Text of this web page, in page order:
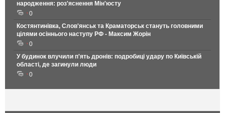
народження: роз'яснення Мін'юсту
0
Костянтинівка, Слов'янськ та Краматорськ стануть головними
цілями осіннього наступу РФ - Максим Жорін
0
У будинок влучили п'ять дронів: подробиці удару по Київській
області, де загинули люди
0